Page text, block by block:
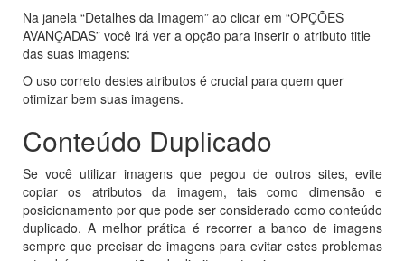
Na janela “Detalhes da Imagem” ao clicar em “OPÇÕES
AVANÇADAS” você irá ver a opção para inserir o atributo title
das suas imagens:
O uso correto destes atributos é crucial para quem quer
otimizar bem suas imagens.
Conteúdo Duplicado
Se você utilizar imagens que pegou de outros sites, evite
copiar os atributos da imagem, tais como dimensão e
posicionamento por que pode ser considerado como conteúdo
duplicado. A melhor prática é recorrer a banco de imagens
sempre que precisar de imagens para evitar estes problemas